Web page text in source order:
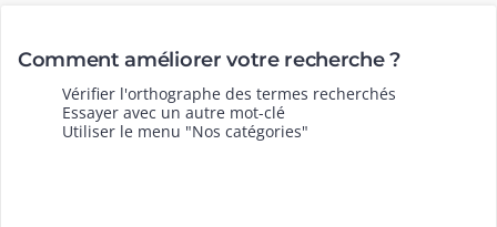
Comment améliorer votre recherche ?
Vérifier l'orthographe des termes recherchés
Essayer avec un autre mot-clé
Utiliser le menu "Nos catégories"